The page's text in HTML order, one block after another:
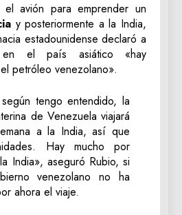
avión para emprender un
y posteriormente a la India,
estadounidense declaró a
el país asiático «hay
petróleo venezolano».
tengo entendido, la
de Venezuela viajará
a la India, así que
Hay mucho por
India», aseguró Rubio, si
venezolano no ha
ahora el viaje.